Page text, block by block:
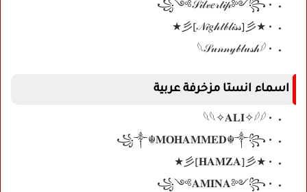
• ꧁༺𝒮𝒾𝓁𝓋𝑒𝓇𝓉𝒾𝓅༻꧂
• ★彡[𝒩𝒾𝑔𝒽𝓉𝒷𝓁𝒾𝓈𝓈]彡★
• 𓆩𝒮𝓊𝓃𝓃𝓎𝒷𝓁𝓊𝓈𝒽𓆪
اسماء انستا مزخرفة عربية
• 𓆩𓆩✧𝐀𝐋𝐈✧𓆪𓆪
• ꧁༒☬𝐌𝐎𝐇𝐀𝐌𝐌𝐄𝐃☬༒꧂
• ★彡[𝐇𝐀𝐌𝐙𝐀]彡★
• ꧁༺𝐀𝐌𝐈𝐍𝐀༻꧂